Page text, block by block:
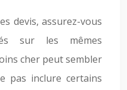
devis, assurez-vous
sur les mêmes
cher peut sembler
pas inclure certains